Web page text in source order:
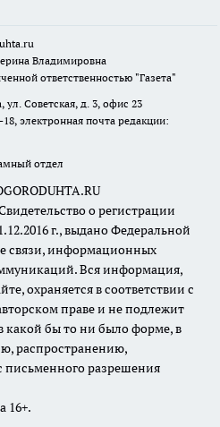
Владимировна
ответственностью "Газета"
ул. Советская, д. 3, офис 23
электронная почта редакции:
отдел
о регистрации
г., выдано Федеральной
связи, информационных
Вся информация,
охраняется в соответствии с
праве и не подлежит
бы то ни было форме, в
распространению,
письменного разрешения
16+.